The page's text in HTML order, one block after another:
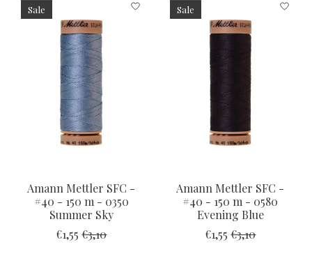
Sale
Amann Mettler SFC -
#40 - 150 m - 0350
Summer Sky
€1,55 €3,10
Sale
Amann Mettler SFC -
#40 - 150 m - 0580
Evening Blue
€1,55 €3,10